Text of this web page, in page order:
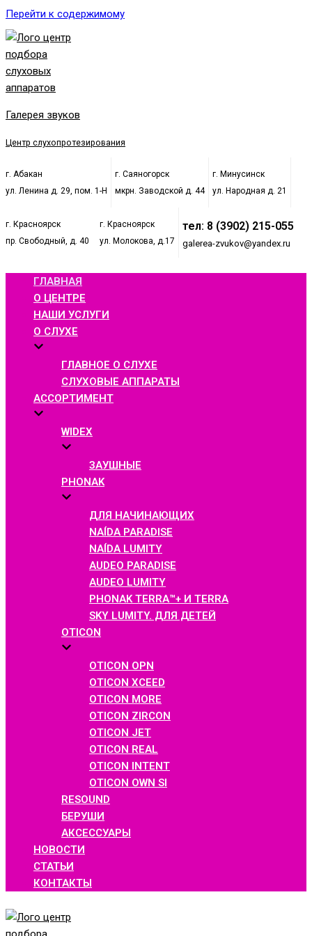
Перейти к содержимому
Галерея звуков
Центр слухопротезирования
г. Абакан
ул. Ленина д. 29, пом. 1-Н
г. Саяногорск
мкрн. Заводской д. 44
г. Минусинск
ул. Народная д. 21
г. Красноярск
пр. Свободный, д. 40
г. Красноярск
ул. Молокова, д.17
тел: 8 (3902) 215-055
galerea-zvukov@yandex.ru
ГЛАВНАЯ
О ЦЕНТРЕ
НАШИ УСЛУГИ
О СЛУХЕ
ГЛАВНОЕ О СЛУХЕ
СЛУХОВЫЕ АППАРАТЫ
АССОРТИМЕНТ
WIDEX
ЗАУШНЫЕ
PHONAK
ДЛЯ НАЧИНАЮЩИХ
NAÍDA PARADISE
NAÍDA LUMITY
AUDEO PARADISE
AUDEO LUMITY
PHONAK TERRA™+ И TERRA
SKY LUMITY. ДЛЯ ДЕТЕЙ
OTICON
OTICON OPN
OTICON XCEED
OTICON MORE
OTICON ZIRCON
OTICON JET
OTICON REAL
OTICON INTENT
OTICON OWN SI
RESOUND
БЕРУШИ
АКСЕССУАРЫ
НОВОСТИ
СТАТЬИ
КОНТАКТЫ